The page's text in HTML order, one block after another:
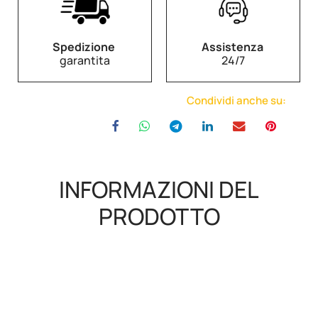
Spedizione
garantita
Assistenza
24/7
Condividi anche su:
INFORMAZIONI DEL
PRODOTTO